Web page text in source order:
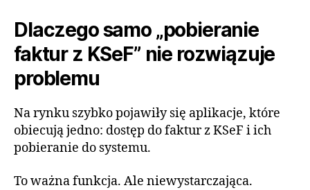
Dlaczego samo „pobieranie
faktur z KSeF” nie rozwiązuje
problemu
Na rynku szybko pojawiły się aplikacje, które
obiecują jedno: dostęp do faktur z KSeF i ich
pobieranie do systemu.
To ważna funkcja. Ale niewystarczająca.